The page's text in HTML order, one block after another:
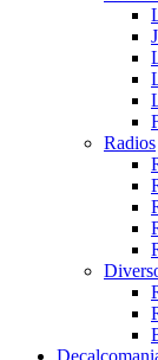
Radios